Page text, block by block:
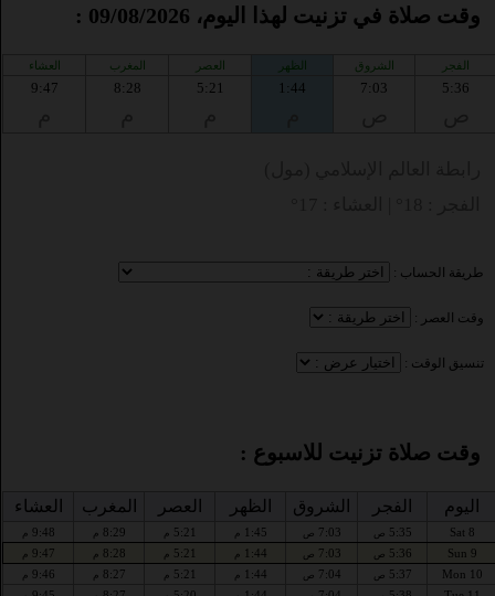
وقت صلاة في تزنيت لهذا اليوم، 09/08/2026 :
الفجر الشروق الظهر العصر المغرب العشاء
5:36
7:03
1:44
5:21
8:28
9:47
طريقة الحساب :
وقت العصر :
تنسيق الوقت :
وقت صلاة تزنيت للاسبوع :
اليوم الفجر الشروق الظهر العصر المغرب العشاء
Sat 8
5:35 ص 7:03 ص 1:45 م 5:21 م 8:29 م 9:48 م
Sun 9
5:36 ص 7:03 ص 1:44 م 5:21 م 8:28 م 9:47 م
Mon 10
5:37 ص 7:04 ص 1:44 م 5:21 م 8:27 م 9:46 م